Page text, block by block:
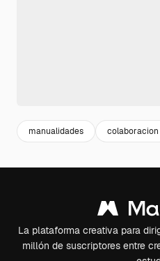
manualidades colaboracion
La plataforma creativa para
millón de suscriptores entre